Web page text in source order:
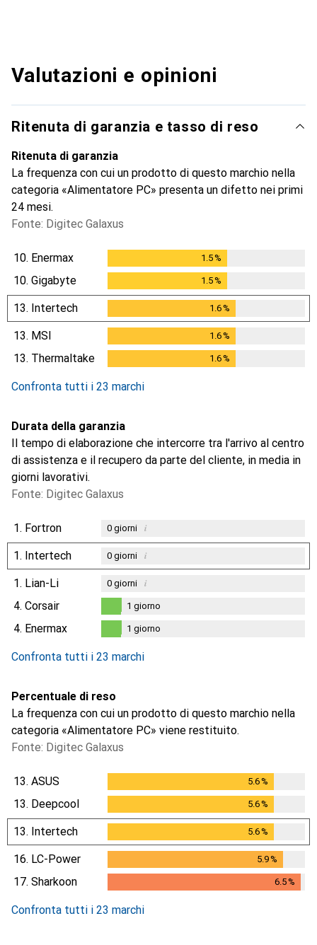
Valutazioni e opinioni
Ritenuta di garanzia e tasso di reso
Ritenuta di garanzia
La frequenza con cui un prodotto di questo marchio nella
categoria «Alimentatore PC» presenta un difetto nei primi
24 mesi.
Fonte: Digitec Galaxus
10. Enermax 1.5%
10. Gigabyte 1.5%
13. Intertech 1.6%
13. MSI 1.6%
13. Thermaltake 1.6%
Confronta tutti i 23 marchi
Durata della garanzia
Il tempo di elaborazione che intercorre tra l'arrivo al centro
di assistenza e il recupero da parte del cliente, in media in
giorni lavorativi.
Fonte: Digitec Galaxus
1. Fortron 0giorni i
1. Intertech 0giorni i
1. Lian-Li 0giorni i
4. Corsair
giorno
1 giorno
4. Enermax 1 giorno
Confronta tutti i 23 marchi
Percentuale di reso
La frequenza con cui un prodotto di questo marchio nella
categoria «Alimentatore PC» viene restituito.
Fonte: Digitec Galaxus
13. ASUS 5.6%
5.6%
13. Deepcool 5.6%
5.6%
13. Intertech 5.6%
5.6%
16. LC-Power 5.9%
5.9%
17. Sharkoon 6.5%
Confronta tutti i 23 marchi